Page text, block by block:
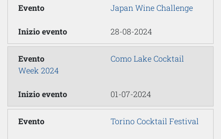
Japan Wine Challenge
28-08-2024
Como Lake Cocktail
Week 2024
01-07-2024
Torino Cocktail Festival